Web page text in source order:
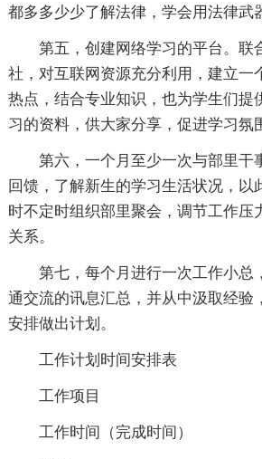
都多多少少了解法律，学会用法律武
第五，创建网络学习的平台。联
社，对互联网资源充分利用，建立一
热点，结合专业知识，也为学生们提
习的资料，供大家分享，促进学习氛
第六，一个月至少一次与部里干
回馈，了解新生的学习生活状况，以
时不定时组织部里聚会，调节工作压
关系。
第七，每个月进行一次工作小总
通交流的讯息汇总，并从中汲取经验
安排做出计划。
工作计划时间安排表
工作项目
工作时间（完成时间）